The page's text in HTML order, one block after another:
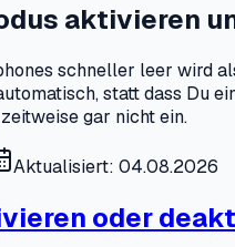
aktivieren
schneller leer wird
statt dass Du
gar nicht ein.
Aktualisiert: 04.08.2026
oder